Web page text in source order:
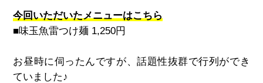
今回いただいたメニューはこちら
■味玉魚雷つけ麺 1,250円
お昼時に伺ったんですが、話題性抜群で行列ができ
ていました♪